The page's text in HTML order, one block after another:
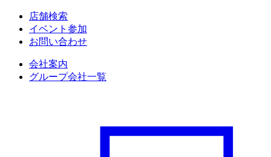
店舗検索
イベント参加
お問い合わせ
会社案内
グループ会社一覧